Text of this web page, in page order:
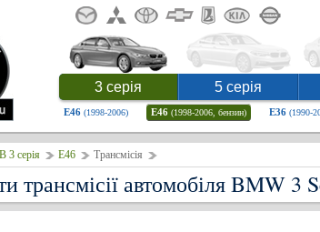
3 серія 5 серія
E46 (1998-2006) E46 (1998-2006, бензин) E36 (1990-
3 серія E46 Трансмісія
трансмісії автомобіля BMW 3